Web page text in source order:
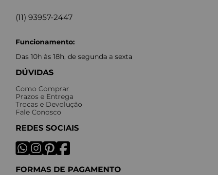
(11) 93957-2447
Funcionamento:
Das 10h às 18h, de segunda a sexta
DÚVIDAS
Como Comprar
Prazos e Entrega
Trocas e Devolução
Fale Conosco
REDES SOCIAIS
FORMAS DE PAGAMENTO